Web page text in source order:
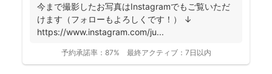
今まで撮影したお写真はInstagramでもご覧いただ
けます（フォローもよろしくです！） ↓
https://www.instagram.com/ju...
予約承諾率： 87% 最終アクティブ： 7日以内